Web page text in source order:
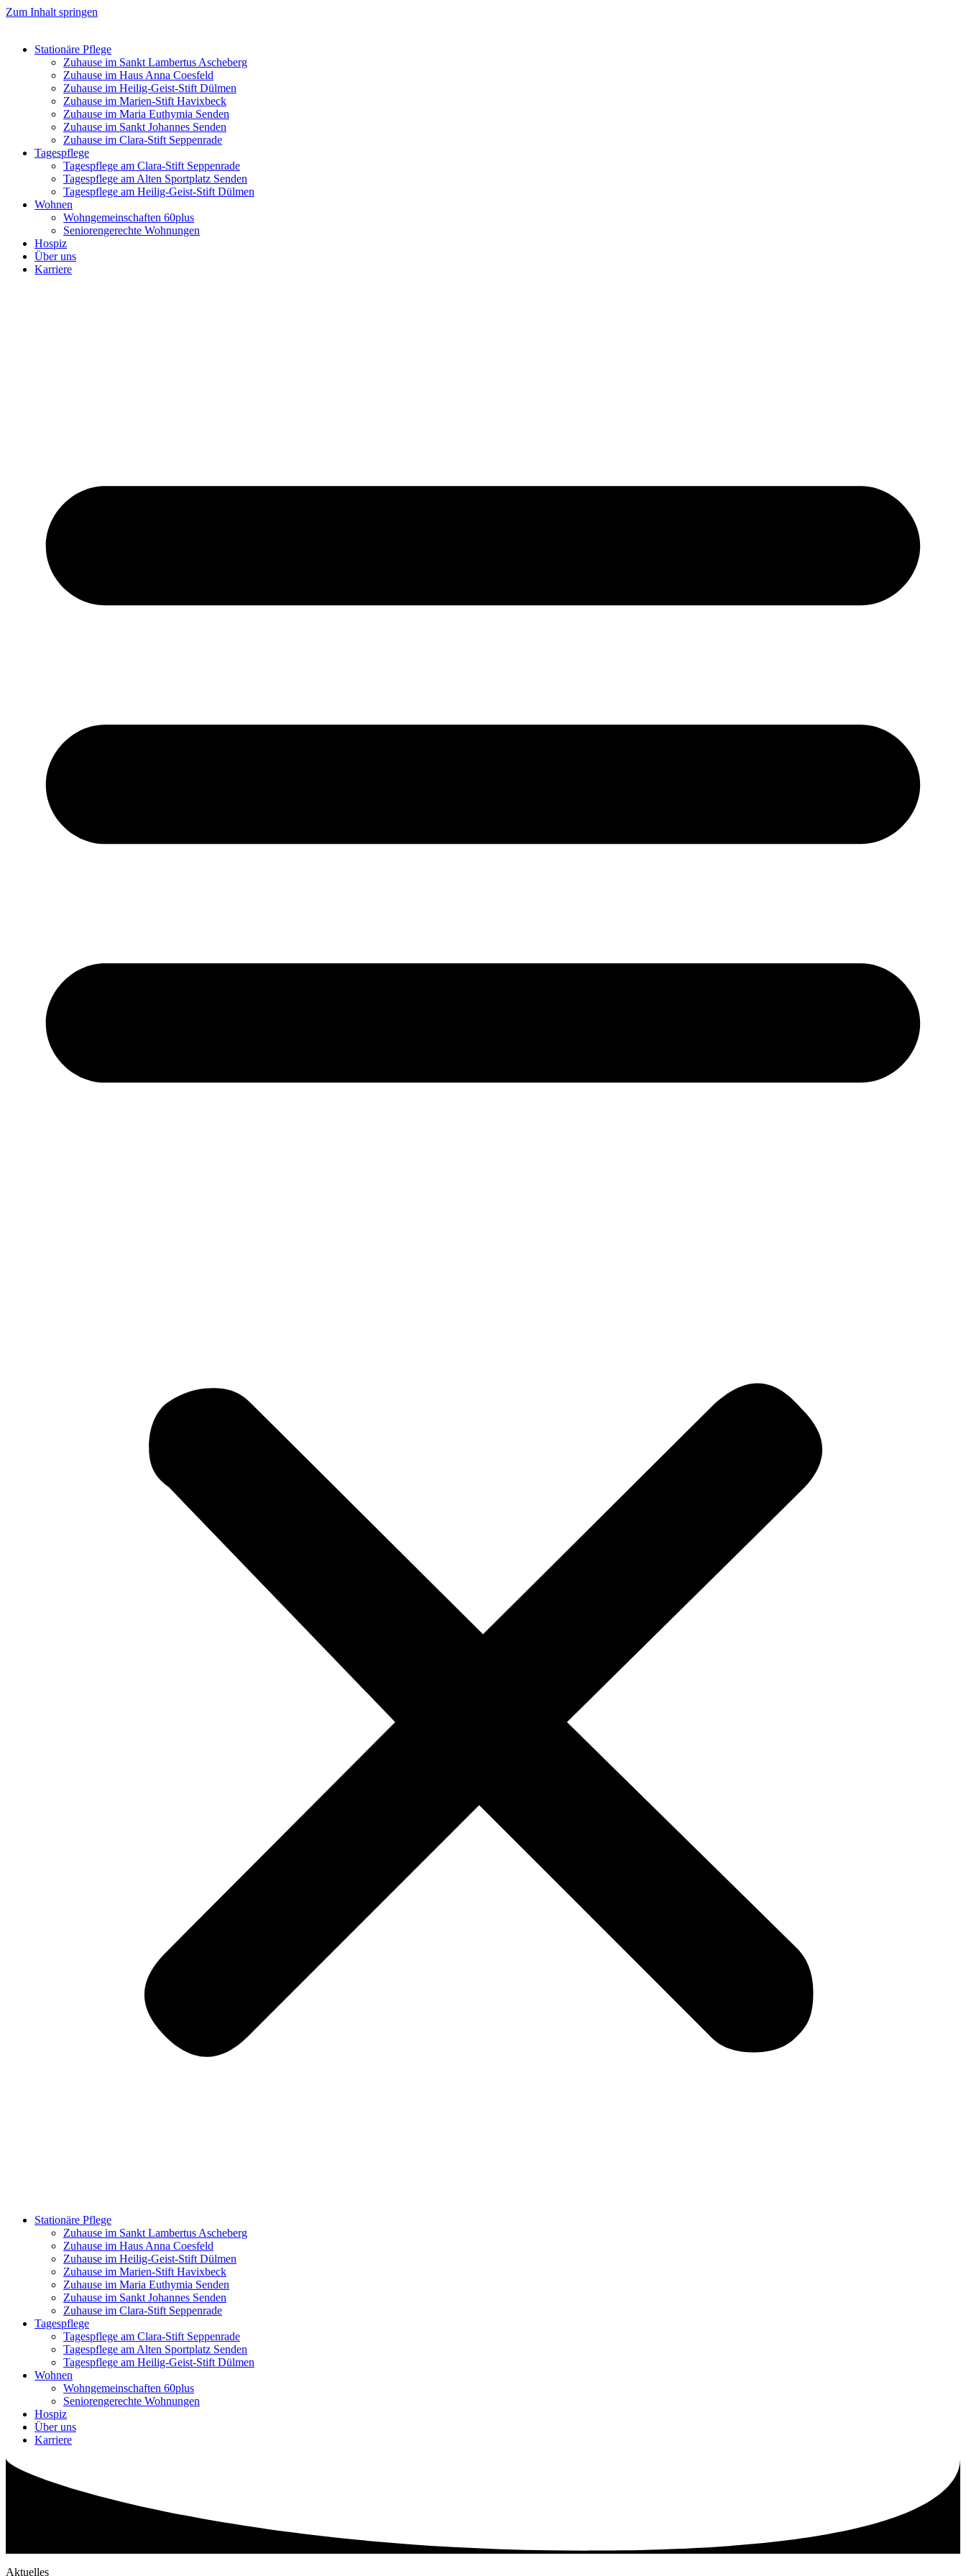
Zum Inhalt springen
Stationäre Pflege
Zuhause im Sankt Lambertus Ascheberg
Zuhause im Haus Anna Coesfeld
Zuhause im Heilig-Geist-Stift Dülmen
Zuhause im Marien-Stift Havixbeck
Zuhause im Maria Euthymia Senden
Zuhause im Sankt Johannes Senden
Zuhause im Clara-Stift Seppenrade
Tagespflege
Tagespflege am Clara-Stift Seppenrade
Tagespflege am Alten Sportplatz Senden
Tagespflege am Heilig-Geist-Stift Dülmen
Wohnen
Wohngemeinschaften 60plus
Seniorengerechte Wohnungen
Hospiz
Über uns
Karriere
Stationäre Pflege
Zuhause im Sankt Lambertus Ascheberg
Zuhause im Haus Anna Coesfeld
Zuhause im Heilig-Geist-Stift Dülmen
Zuhause im Marien-Stift Havixbeck
Zuhause im Maria Euthymia Senden
Zuhause im Sankt Johannes Senden
Zuhause im Clara-Stift Seppenrade
Tagespflege
Tagespflege am Clara-Stift Seppenrade
Tagespflege am Alten Sportplatz Senden
Tagespflege am Heilig-Geist-Stift Dülmen
Wohnen
Wohngemeinschaften 60plus
Seniorengerechte Wohnungen
Hospiz
Über uns
Karriere
Aktuelles